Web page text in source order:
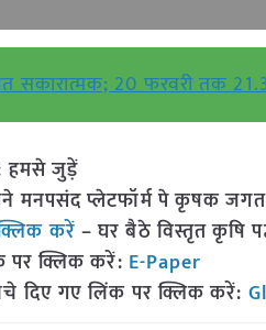
सकारात्मक; 20 फरवरी तक
हमसे जुड़ें
मनपसंद प्लेटफॉर्म पे कृषक
करें – घर बैठे विस्तृत कृषि
पर क्लिक करें: E-Paper
दिए गए लिंक पर क्लिक करें: